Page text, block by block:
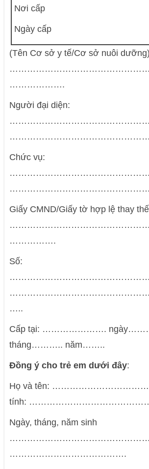
Nơi cấp
Ngày cấp
(Tên Cơ sở y tế/Cơ sở nuôi
……………….
Người đại diện:
Chức vụ:
Giấy CMND/Giấy tờ hợp lệ thay
…………….
Số:
…..
Cấp tại: ………………….
tháng……….. năm……..
Đồng ý cho trẻ em dưới đây:
Họ và tên:
tính:
Ngày, tháng, năm sinh
………………………………….